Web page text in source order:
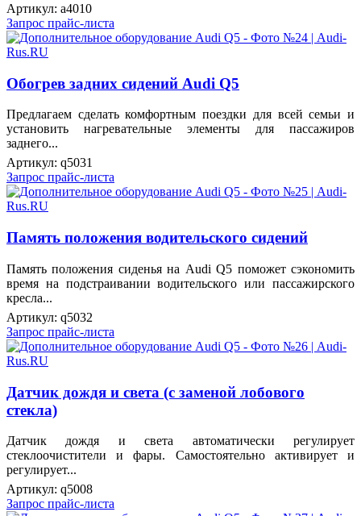
Артикул: a4010
Запрос прайс-листа
Обогрев задних сидений Audi Q5
Предлагаем сделать комфортным поездки для всей семьи и
установить нагревательные элементы для пассажиров
заднего...
Артикул: q5031
Запрос прайс-листа
Память положения водительского сидений
Память положения сиденья на Audi Q5 поможет сэкономить
время на подстраивании водительского или пассажирского
кресла...
Артикул: q5032
Запрос прайс-листа
Датчик дождя и света (с заменой лобового
стекла)
Датчик дождя и света автоматически регулирует
стеклоочистители и фары. Самостоятельно активирует и
регулирует...
Артикул: q5008
Запрос прайс-листа